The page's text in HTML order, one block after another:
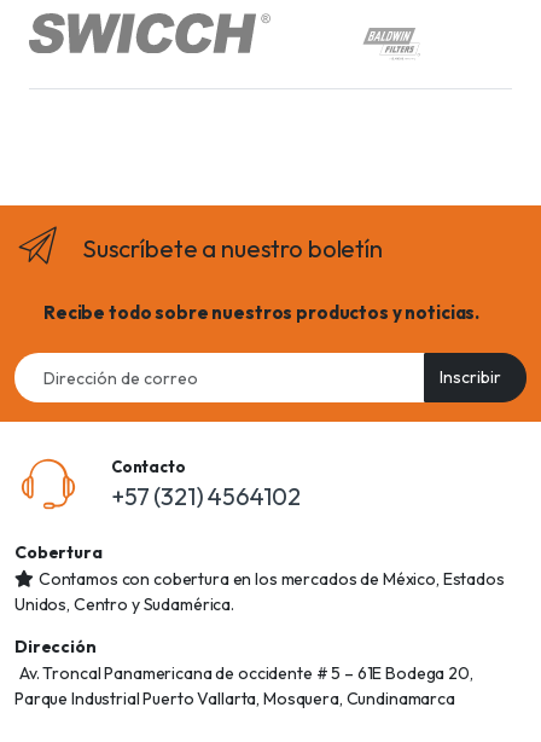
Suscríbete a nuestro boletín
Recibe todo sobre nuestros productos y noticias.
Email
address
Inscribir
Contacto
+57 (321) 4564102
Cobertura
Contamos con cobertura en los mercados de México, Estados
Unidos, Centro y Sudamérica.
Dirección
Av. Troncal Panamericana de occidente # 5 – 61E Bodega 20,
Parque Industrial Puerto Vallarta, Mosquera, Cundinamarca